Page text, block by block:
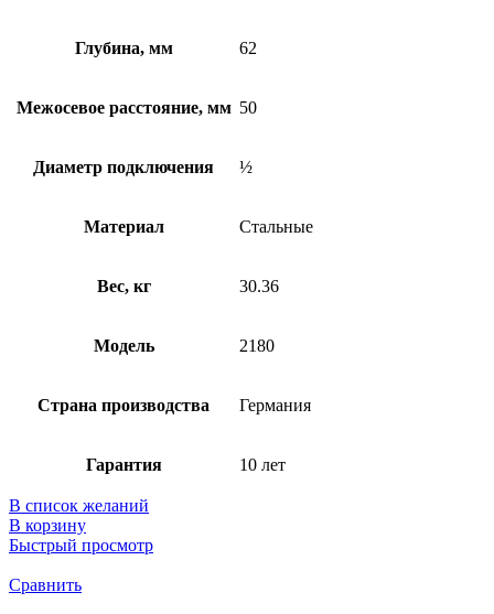
Глубина, мм 62
Межосевое расстояние, мм 50
Диаметр подключения ½
Материал Стальные
Вес, кг 30.36
Модель 2180
Страна производства Германия
Гарантия 10 лет
В список желаний
В корзину
Быстрый просмотр
Сравнить